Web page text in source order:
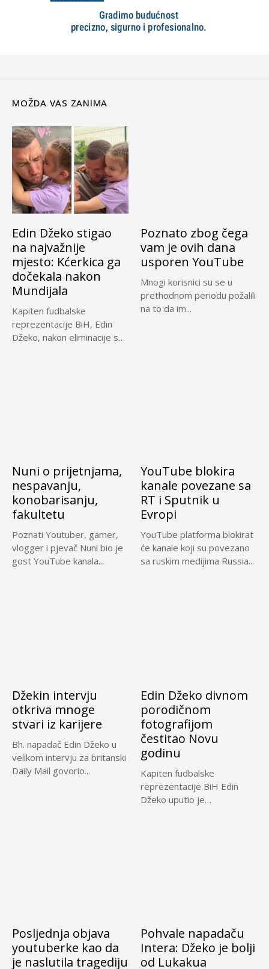
MOŽDA VAS ZANIMA
Edin Džeko stigao
na najvažnije
mjesto: Kćerkica ga
dočekala nakon
Mundijala
Kapiten fudbalske
reprezentacije BiH, Edin
Džeko, nakon eliminacije sa
Poznato zbog čega
vam je ovih dana
usporen YouTube
Mnogi korisnici su se u
prethodnom periodu požalili
na to da im...
Nuni o prijetnjama,
nespavanju,
konobarisanju,
fakultetu
Poznati Youtuber, gamer,
vlogger i pjevač Nuni bio je
gost YouTube kanala...
YouTube blokira
kanale povezane sa
RT i Sputnik u
Evropi
YouTube platforma blokirat
će kanale koji su povezano
sa ruskim medijima Russia...
Džekin intervju
otkriva mnoge
stvari iz karijere
Bh. napadač Edin Džeko u
velikom intervju za britanski
Daily Mail govorio...
Edin Džeko divnom
porodičnom
fotografijom
čestitao Novu
godinu
Kapiten fudbalske
reprezentacije BiH Edin
Džeko uputio je
Posljednja objava
youtuberke kao da
je naslutila tragediju
Pohvale napadaču
Intera: Džeko je bolji
od Lukakua